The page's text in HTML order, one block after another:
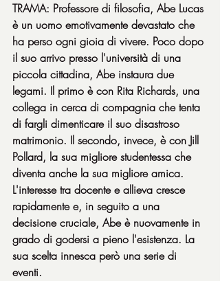
TRAMA: Professore di filosofia, Abe Lucas
è un uomo emotivamente devastato che
ha perso ogni gioia di vivere. Poco dopo
il suo arrivo presso l'università di una
piccola cittadina, Abe instaura due
legami. Il primo è con Rita Richards, una
collega in cerca di compagnia che tenta
di fargli dimenticare il suo disastroso
matrimonio. Il secondo, invece, è con Jill
Pollard, la sua migliore studentessa che
diventa anche la sua migliore amica.
L'interesse tra docente e allieva cresce
rapidamente e, in seguito a una
decisione cruciale, Abe è nuovamente in
grado di godersi a pieno l'esistenza. La
sua scelta innesca però una serie di
eventi.